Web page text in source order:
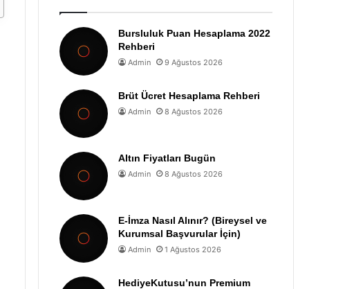
Bursluluk Puan Hesaplama 2022
Rehberi
Admin 9 Ağustos 2026
Brüt Ücret Hesaplama Rehberi
Admin 8 Ağustos 2026
Altın Fiyatları Bugün
Admin 8 Ağustos 2026
E-İmza Nasıl Alınır? (Bireysel ve
Kurumsal Başvurular İçin)
Admin 1 Ağustos 2026
HediyeKutusu’nun Premium